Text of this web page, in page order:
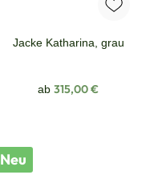
Jacke Katharina, grau
Regulärer Preis:
ab 315,00 €
Neu